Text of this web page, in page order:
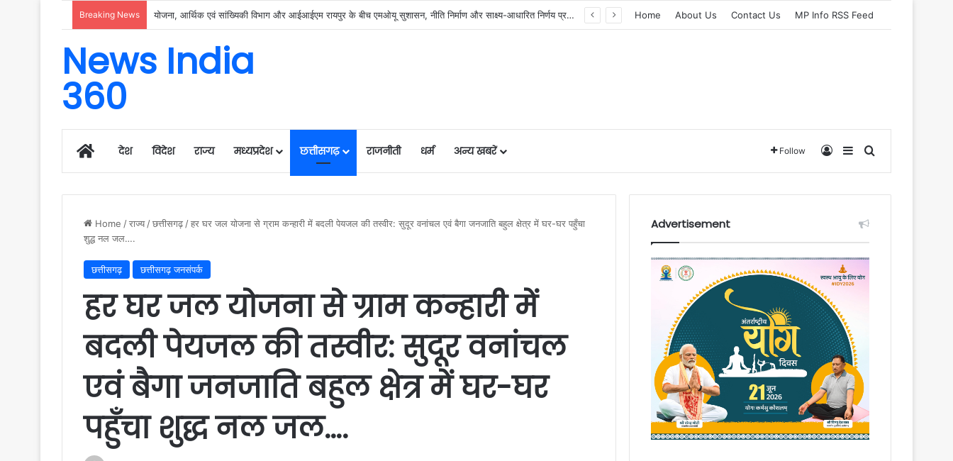
Breaking News रायगढ़ में विकास को मिल रही नई रफ्तार, हर क्षेत्र में मजबूत हो रही सुविधाओं की नींव: वित्त मंत्री ओपी चौधरी…… Home About Us Contact Us MP Info RSS Feed
News India
360
Homeदेश विदेश राज्य मध्यप्रदेश छत्तीसगढ़ राजनीती धर्म अन्य खबरें Follow Log InSidebarSearch for
Home /राज्य /छत्तीसगढ़ /हर घर जल योजना से ग्राम कन्हारी में बदली पेयजल की तस्वीर: सुदूर वनांचल एवं बैगा जनजाति बहुल क्षेत्र में घर-घर पहुँचा
शुद्ध नल जल….
छत्तीसगढ़ छत्तीसगढ़ जनसंपर्क
हर घर जल योजना से ग्राम कन्हारी में
बदली पेयजल की तस्वीर: सुदूर वनांचल
एवं बैगा जनजाति बहुल क्षेत्र में घर-घर
पहुँचा शुद्ध नल जल….
Advertisement